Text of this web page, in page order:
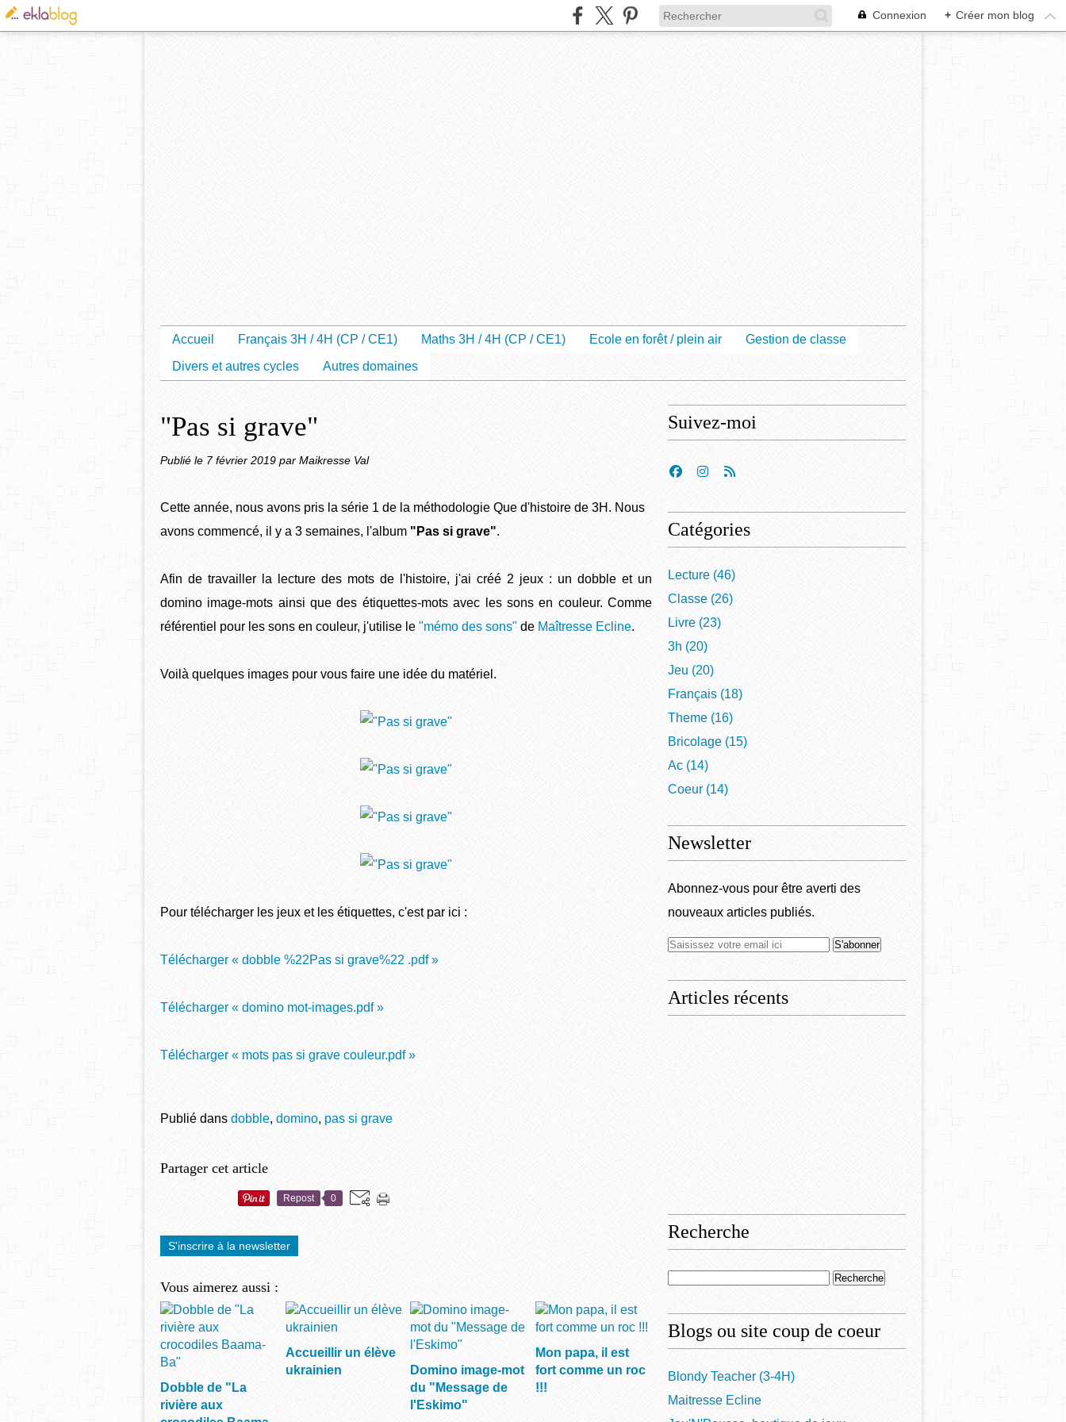
Connexion + Créer mon blog
Accueil Français 3H / 4H (CP / CE1) Maths 3H / 4H (CP / CE1) Ecole en forêt / plein air
Gestion de classe
Divers et autres cycles
Autres domaines
"Pas si grave"
Publié le 7 février 2019 par Maikresse Val
Cette année, nous avons pris la série 1 de la méthodologie Que d'histoire de 3H. Nous
avons commencé, il y a 3 semaines, l'album "Pas si grave".
Afin de travailler la lecture des mots de l'histoire, j'ai créé 2 jeux : un dobble et un
domino image-mots ainsi que des étiquettes-mots avec les sons en couleur. Comme
référentiel pour les sons en couleur, j'utilise le "mémo des sons" de Maîtresse Ecline.
Voilà quelques images pour vous faire une idée du matériel.
Pour télécharger les jeux et les étiquettes, c'est par ici :
Télécharger « dobble %22Pas si grave%22 .pdf »
Télécharger « domino mot-images.pdf »
Télécharger « mots pas si grave couleur.pdf »
Publié dans dobble, domino, pas si grave
Partager cet article
Repost 0
S'inscrire à la newsletter
Vous aimerez aussi :
Dobble de "La
rivière aux
Accueillir un élève
ukrainien
Domino image-mot
du "Message de
l'Eskimo"
Mon papa, il est
fort comme un roc
!!!
Suivez-moi
Catégories
Lecture (46)
Classe (26)
Livre (23)
3h (20)
Jeu (20)
Français (18)
Theme (16)
Bricolage (15)
Ac (14)
Coeur (14)
Newsletter
Abonnez-vous pour être averti des
nouveaux articles publiés.
Articles récents
Recherche
Blogs ou site coup de coeur
Blondy Teacher (3-4H)
Maitresse Ecline